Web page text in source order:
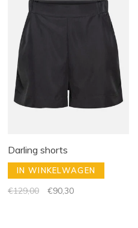
Darling shorts
IN WINKELWAGEN
€129,00 €90,30